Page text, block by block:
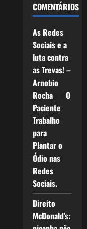
COMENTÁRIOS
As Redes
Sociais e a
luta contra
as Trevas! –
Arnobio
Rochaem O
Paciente
Trabalho
para
Plantar o
Ódio nas
Redes
Sociais.
Direito
McDonald’s: